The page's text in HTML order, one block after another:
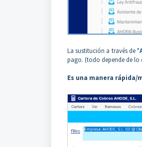
La sustitución a través de "
pago. (todo depende de lo
Es una manera